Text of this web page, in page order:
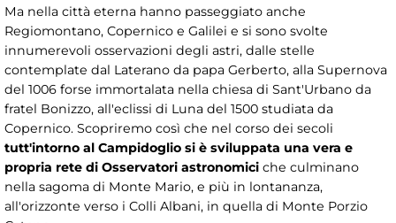
Ma nella città eterna hanno passeggiato anche
Regiomontano, Copernico e Galilei e si sono svolte
innumerevoli osservazioni degli astri, dalle stelle
contemplate dal Laterano da papa Gerberto, alla Supernova
del 1006 forse immortalata nella chiesa di Sant'Urbano da
fratel Bonizzo, all'eclissi di Luna del 1500 studiata da
Copernico. Scopriremo così che nel corso dei secoli
tutt'intorno al Campidoglio si è sviluppata una vera e
propria rete di Osservatori astronomici che culminano
nella sagoma di Monte Mario, e più in lontananza,
all'orizzonte verso i Colli Albani, in quella di Monte Porzio